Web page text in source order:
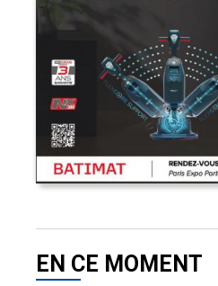
EN CE MOMENT